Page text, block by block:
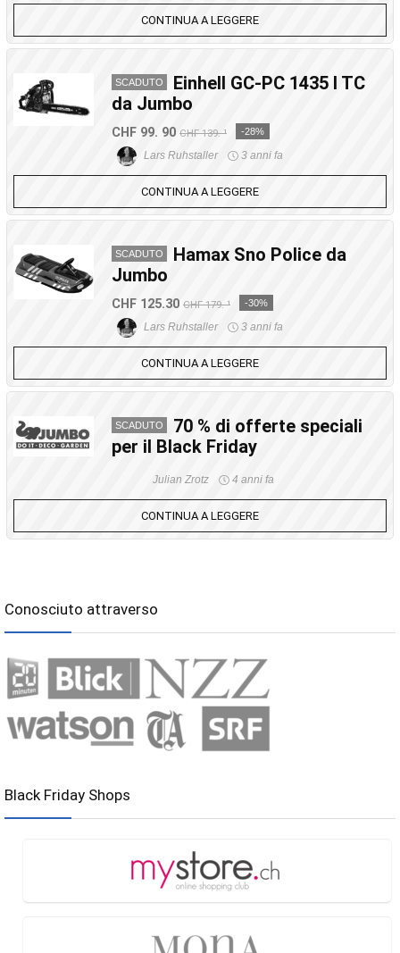
CONTINUA A LEGGERE
SCADUTO
Einhell GC-PC 1435 I TC
da Jumbo
CHF 99. 90 CHF 139.-¹ -28%
Lars Ruhstaller 3 anni fa
CONTINUA A LEGGERE
SCADUTO
Hamax Sno Police da
Jumbo
CHF 125.30 CHF 179.-¹ -30%
Lars Ruhstaller 3 anni fa
CONTINUA A LEGGERE
SCADUTO
70 % di offerte speciali
per il Black Friday
Julian Zrotz 4 anni fa
CONTINUA A LEGGERE
Conosciuto attraverso
Black Friday Shops